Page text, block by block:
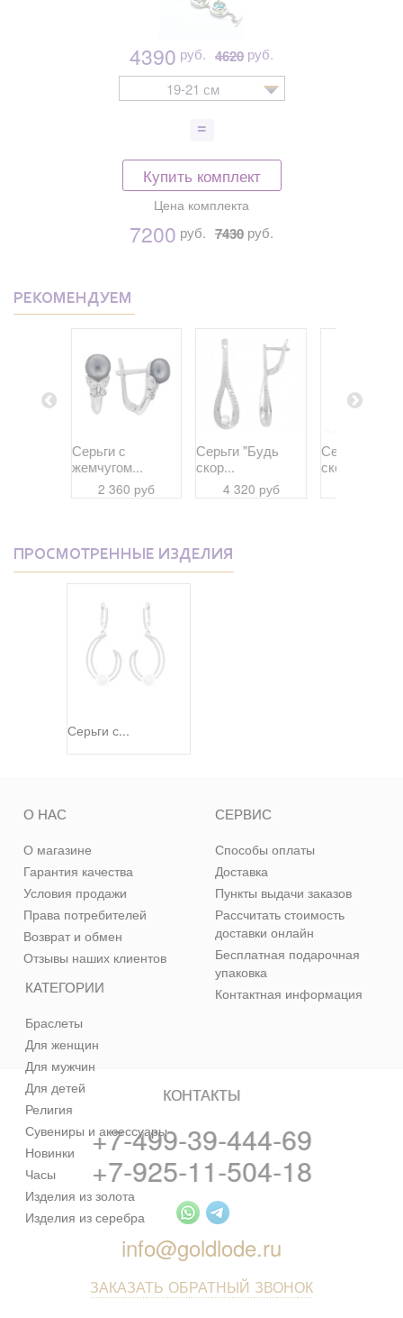
4390 руб. 4620 руб.
19-21 см
Купить комплект
Цена комплекта
7200 руб. 7430 руб.
РЕКОМЕНДУЕМ
Серьги с
жемчугом...
2 360 руб
Серьги "Будь
скор...
4 320 руб
Серьги "Будь
скор...
ПРОСМОТРЕННЫЕ ИЗДЕЛИЯ
Серьги с...
КАТЕГОРИИ
Браслеты
Для женщин
Для мужчин
Для детей
Религия
Сувениры и аксессуары
Новинки
Часы
Изделия из золота
Изделия из серебра
О НАС
О магазине
Гарантия качества
Условия продажи
Права потребителей
Возврат и обмен
Отзывы наших клиентов
СЕРВИС
Способы оплаты
Доставка
Пункты выдачи заказов
Рассчитать стоимость
доставки онлайн
Бесплатная подарочная
упаковка
Контактная информация
КОНТАКТЫ
+7-499-39-444-69
+7-925-11-504-18
info@goldlode.ru
ЗАКАЗАТЬ ОБРАТНЫЙ ЗВОНОК